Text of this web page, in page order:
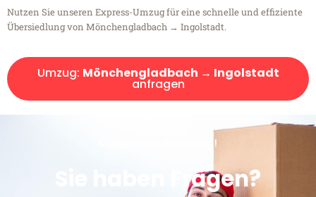
Nutzen Sie unseren Express-Umzug für eine schnelle und effiziente
Übersiedlung von Mönchengladbach → Ingolstadt.
Umzug: Mönchengladbach → Ingolstadt
anfragen
Kostenlose Beratung!
Sie haben Fragen?